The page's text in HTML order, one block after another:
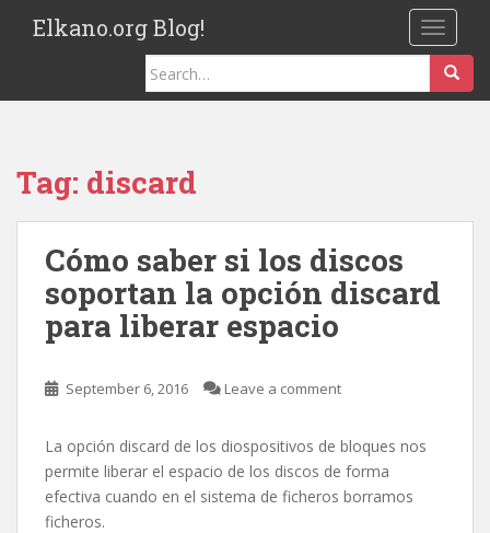
Elkano.org Blog!
Search
for:
Tag: discard
Cómo saber si los discos
soportan la opción discard
para liberar espacio
September 6, 2016 Leave a comment
La opción discard de los diospositivos de bloques nos
permite liberar el espacio de los discos de forma
efectiva cuando en el sistema de ficheros borramos
ficheros.